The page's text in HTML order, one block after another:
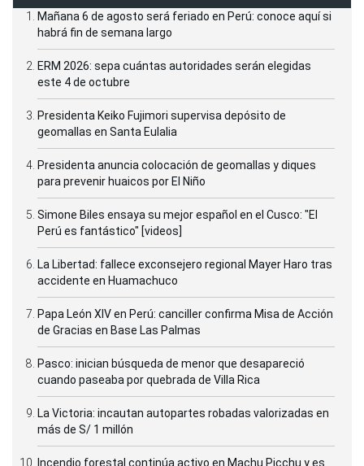
Mañana 6 de agosto será feriado en Perú: conoce aquí si
habrá fin de semana largo
ERM 2026: sepa cuántas autoridades serán elegidas
este 4 de octubre
Presidenta Keiko Fujimori supervisa depósito de
geomallas en Santa Eulalia
Presidenta anuncia colocación de geomallas y diques
para prevenir huaicos por El Niño
Simone Biles ensaya su mejor español en el Cusco: "El
Perú es fantástico" [videos]
La Libertad: fallece exconsejero regional Mayer Haro tras
accidente en Huamachuco
Papa León XIV en Perú: canciller confirma Misa de Acción
de Gracias en Base Las Palmas
Pasco: inician búsqueda de menor que desapareció
cuando paseaba por quebrada de Villa Rica
La Victoria: incautan autopartes robadas valorizadas en
más de S/ 1 millón
Incendio forestal continúa activo en Machu Picchu y es